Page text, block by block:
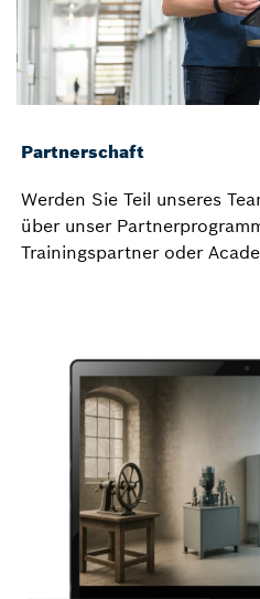
Partnerschaft
Werden Sie Teil unseres
über unser
Trainingspartner oder